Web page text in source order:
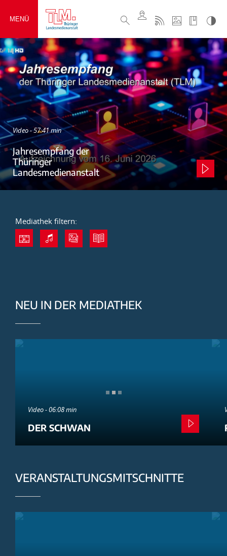
MENÜ
Video - 57:41 min
Jahresempfang der
Thüringer
Landesmedienanstalt
Mediathek filtern:
NEU IN DER MEDIATHEK
Video - 06:08 min
DER SCHWAN
VERANSTALTUNGSMITSCHNITTE